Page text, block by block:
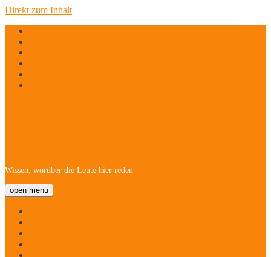
Direkt zum Inhalt
Wissen, worüber die Leute hier reden
open menu